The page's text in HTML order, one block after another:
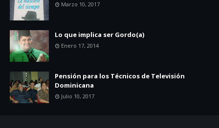
Marzo 10, 2017
Lo que implica ser Gordo(a)
Enero 17, 2014
Pensión para los Técnicos de Televisión
Dominicana
Julio 10, 2017